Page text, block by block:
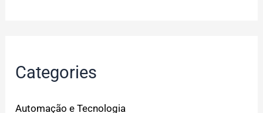
Categories
Automação e Tecnologia